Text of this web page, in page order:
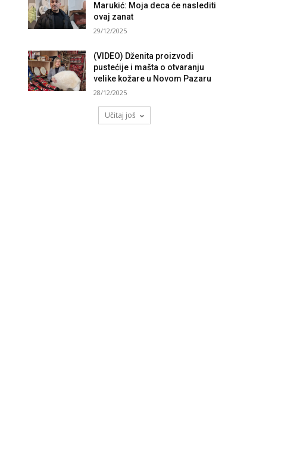
Marukić: Moja deca će naslediti
ovaj zanat
29/12/2025
(VIDEO) Dženita proizvodi
pustećije i mašta o otvaranju
velike kožare u Novom Pazaru
28/12/2025
Učitaj još